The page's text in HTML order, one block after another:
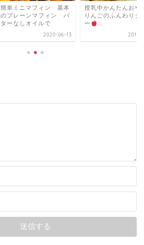
簡単ミニマフィン 基本
のプレーンマフィン バ
ターなしオイルで
2020-06-13
授乳中かんたんお
りんごのふんわりク
ー
...
2018-